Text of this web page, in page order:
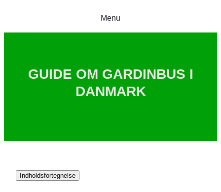
Menu
GUIDE OM GARDINBUS I
DANMARK
Indholdsfortegnelse